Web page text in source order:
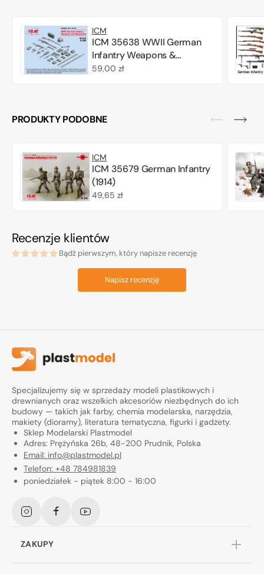
ICM
ICM 35638 WWII German
Infantry Weapons &
Equipment 1/35
Cena
59,00 zł
PRODUKTY PODOBNE
ICM
ICM 35679 German Infantry
(1914)
Cena
49,65 zł
Recenzje klientów
Bądź pierwszym, który napisze recenzję
Napisz recenzję
Specjalizujemy się w sprzedaży modeli plastikowych i
drewnianych oraz wszelkich akcesoriów niezbędnych do ich
budowy — takich jak farby, chemia modelarska, narzędzia,
makiety (dioramy), literatura tematyczna, figurki i gadżety.
Sklep Modelarski Plastmodel
Adres: Prężyńska 26b, 48-200 Prudnik, Polska
Email: info@plastmodel.pl
Telefon: +48 784981839
poniedziałek - piątek 8:00 - 16:00
InstagramFacebookYouTube
ZAKUPY